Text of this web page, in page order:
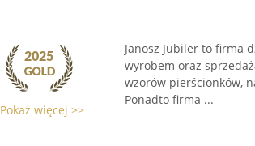
Pokaż więcej >>
Janosz Jubiler to firma
wyrobem oraz
wzorów pierścionków,
Ponadto firma ...